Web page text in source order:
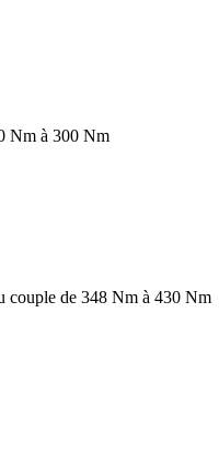
Nm à 300 Nm
couple de 348 Nm à 430 Nm